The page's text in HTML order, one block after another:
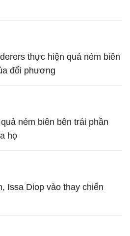
thực hiện quả ném biên
đối phương
ném biên bên trái phần
họ
Issa Diop vào thay chiến